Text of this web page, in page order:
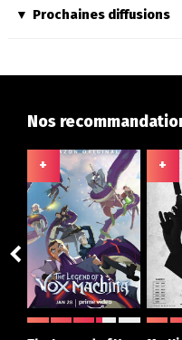
Prochaines diffusions
Nos
+ +